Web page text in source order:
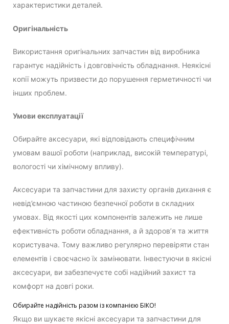
характеристики деталей.
Оригінальність
Використання оригінальних запчастин від виробника
гарантує надійність і довговічність обладнання. Неякісні
копії можуть призвести до порушення герметичності чи
інших проблем.
Умови експлуатації
Обирайте аксесуари, які відповідають специфічним
умовам вашої роботи (наприклад, високій температурі,
вологості чи хімічному впливу).
Аксесуари та запчастини для захисту органів дихання є
невід’ємною частиною безпечної роботи в складних
умовах. Від якості цих компонентів залежить не лише
ефективність роботи обладнання, а й здоров’я та життя
користувача. Тому важливо регулярно перевіряти стан
елементів і своєчасно їх замінювати. Інвестуючи в якісні
аксесуари, ви забезпечуєте собі надійний захист та
комфорт на довгі роки.
Обирайте надійність разом із компанією БІКО!
Якщо ви шукаєте якісні аксесуари та запчастини для